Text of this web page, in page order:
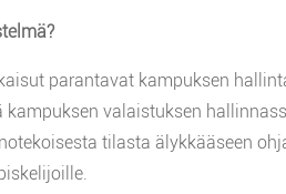
parantavat kampuksen
valaistuksen
tilasta älykkääseen